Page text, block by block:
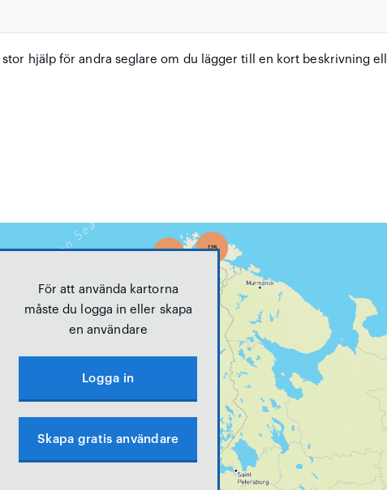
hjälp för andra seglare om du lägger till en kort beskrivning
För att använda kartorna
måste du logga in eller skapa
en användare
Logga in
Skapa gratis användare